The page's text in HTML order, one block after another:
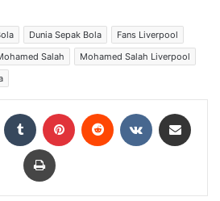
Dunia Sepak Bola
Fans Liverpool
Salah
Mohamed Salah Liverpool
Print